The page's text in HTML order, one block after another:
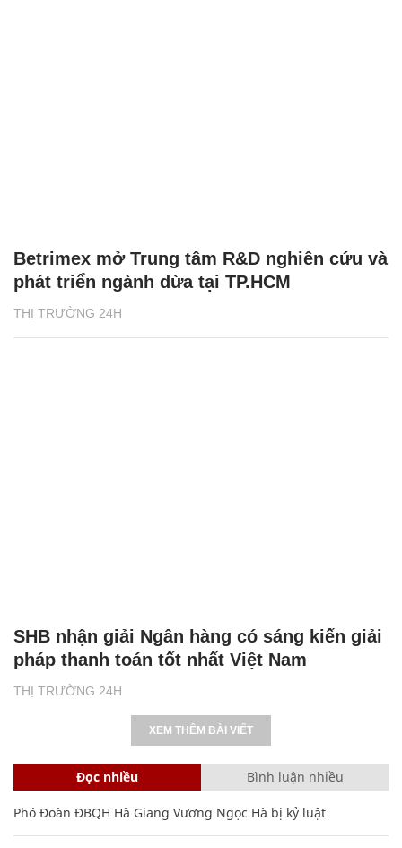
THỊ TRƯỜNG 24H
Betrimex mở Trung tâm R&D nghiên cứu và
phát triển ngành dừa tại TP.HCM
THỊ TRƯỜNG 24H
SHB nhận giải Ngân hàng có sáng kiến giải
pháp thanh toán tốt nhất Việt Nam
XEM THÊM BÀI VIẾT
Đọc nhiều Bình luận nhiều
Phó Đoàn ĐBQH Hà Giang Vương Ngọc Hà bị kỷ luật